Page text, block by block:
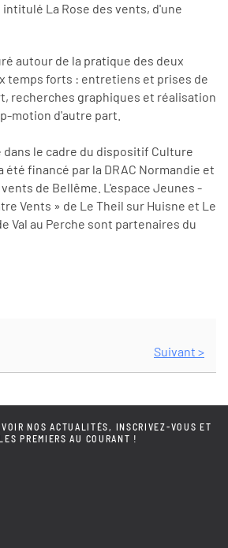
La Rose des vents, d'une
autour de la pratique des deux
temps forts : entretiens et prises de
recherches graphiques et réalisation
motion d'autre part.
dans le cadre du dispositif Culture
été financé par la DRAC Normandie et
vents de Bellême. L'espace Jeunes -
Vents » de Le Theil sur Huisne et Le
Val au Perche sont partenaires du
Suivant >
NOS ACTUALITÉS, INSCRIVEZ-VOUS ET
PREMIERS AU COURANT !